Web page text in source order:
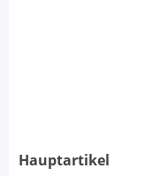
Hauptartikel